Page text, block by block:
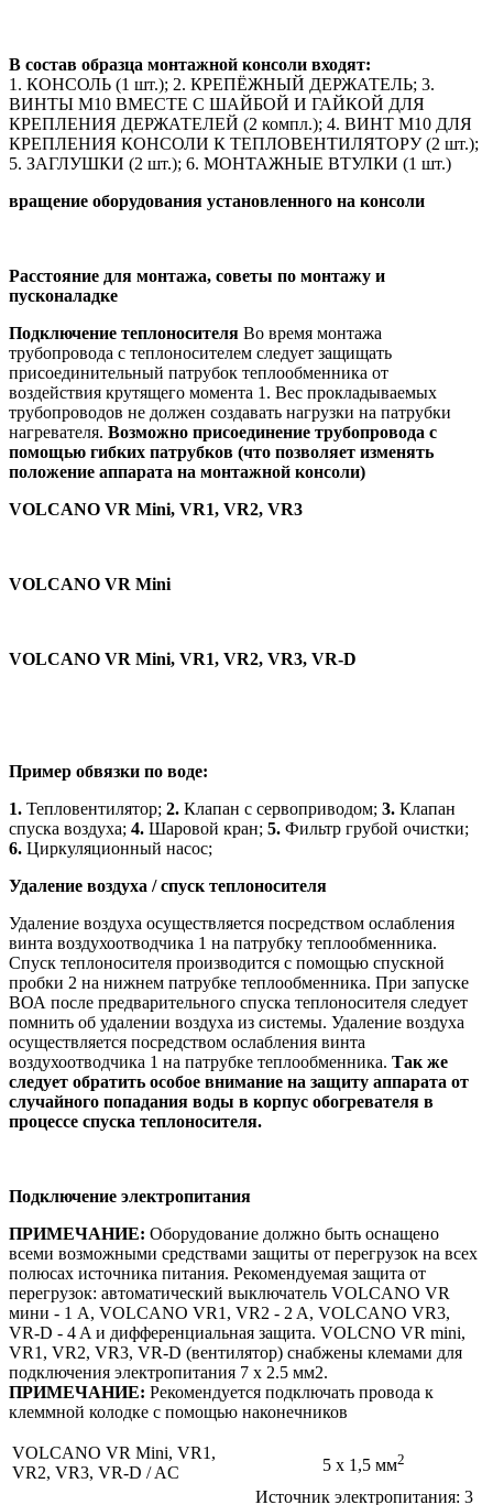
В состав образца монтажной консоли входят:
1. КОНСОЛЬ (1 шт.); 2. КРЕПЁЖНЫЙ ДЕРЖАТЕЛЬ; 3.
ВИНТЫ M10 ВМЕСТЕ С ШАЙБОЙ И ГАЙКОЙ ДЛЯ
КРЕПЛЕНИЯ ДЕРЖАТЕЛЕЙ (2 компл.); 4. ВИНТ M10 ДЛЯ
КРЕПЛЕНИЯ КОНСОЛИ К ТЕПЛОВЕНТИЛЯТОРУ (2 шт.);
5. ЗАГЛУШКИ (2 шт.); 6. МОНТАЖНЫЕ ВТУЛКИ (1 шт.)
вращение оборудования установленного на консоли
Расстояние для монтажа, советы по монтажу и
пусконаладке
Подключение теплоносителя Во время монтажа
трубопровода с теплоносителем следует защищать
присоединительный патрубок теплообменника от
воздействия крутящего момента 1. Вес прокладываемых
трубопроводов не должен создавать нагрузки на патрубки
нагревателя. Возможно присоединение трубопровода с
помощью гибких патрубков (что позволяет изменять
положение аппарата на монтажной консоли)
VOLCANO VR Mini, VR1, VR2, VR3
VOLCANO VR Mini
VOLCANO VR Mini, VR1, VR2, VR3, VR-D
Пример обвязки по воде:
1. Тепловентилятор; 2. Клапан с сервоприводом; 3. Клапан
спуска воздуха; 4. Шаровой кран; 5. Фильтр грубой очистки;
6. Циркуляционный насос;
Удаление воздуха / спуск теплоносителя
Удаление воздуха осуществляется посредством ослабления
винта воздухоотводчика 1 на патрубку теплообменника.
Спуск теплоносителя производится с помощью спускной
пробки 2 на нижнем патрубке теплообменника. При запуске
ВОА после предварительного спуска теплоносителя следует
помнить об удалении воздуха из системы. Удаление воздуха
осуществляется посредством ослабления винта
воздухоотводчика 1 на патрубке теплообменника. Так же
следует обратить особое внимание на защиту аппарата от
случайного попадания воды в корпус обогревателя в
процессе спуска теплоносителя.
Подключение электропитания
ПРИМЕЧАНИЕ: Оборудование должно быть оснащено
всеми возможными средствами защиты от перегрузок на всех
полюсах источника питания. Рекомендуемая защита от
перегрузок: автоматический выключатель VOLCANO VR
мини - 1 A, VOLCANO VR1, VR2 - 2 A, VOLCANO VR3,
VR-D - 4 A и дифференциальная защита. VOLCNO VR mini,
VR1, VR2, VR3, VR-D (вентилятор) снабжены клемами для
подключения электропитания 7 x 2.5 мм2.
ПРИМЕЧАНИЕ: Рекомендуется подключать провода к
клеммной колодке с помощью наконечников
VOLCANO VR Mini, VR1,
VR2, VR3, VR-D / AC
5 x 1,5 мм2
Источник электропитания: 3